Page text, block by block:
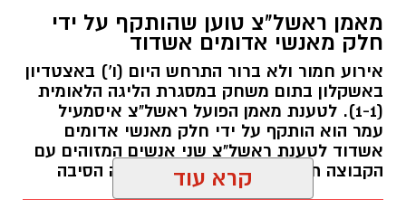
הקרובה. המועדון הודיע כי הקפטן, ירמי סידי,
ימשיך ללבוש את מדי הקבוצה גם בעונת המשחקים
הקרובה – שתהיה העונה העשירית שלו במדים
הצהובים.
סידי, שנחשב לאחד השחקנים המזוהים ביותר עם
המועדון בשנים האחרונות, ימשיך להוביל את
הקבוצה גם בעונה הקרובה, לאחר שבעונה
מאמן ראשל"צ טוען שהותקף על ידי
חלק מאנשי אדומים אשדוד
אירוע חמור ולא ברור התרחש היום (ו') באצטדיון
באשקלון בתום משחק במסגרת הליגה הלאומית
(1-1). לטענת מאמן הפועל ראשל"צ איסמעיל
עמר הוא הותקף על ידי חלק מאנשי אדומים
אשדוד לטענת ראשל"צ שני אנשים המזוהים עם
הקבוצה תקפו את המאמן. טרם ברורה הסיבה